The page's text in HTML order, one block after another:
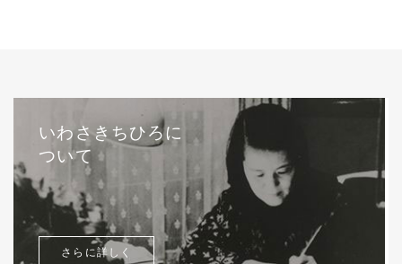
いわさきちひろに
ついて
さらに詳しく